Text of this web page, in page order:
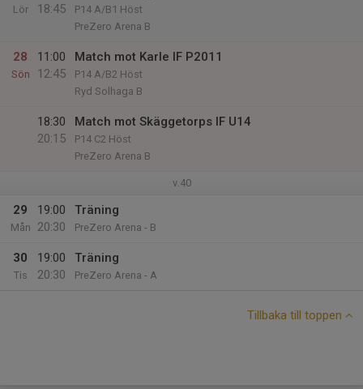
Lör
18:45
P14 A/B1 Höst
PreZero Arena B
28
Sön
11:00
12:45
Match mot Karle IF P2011
P14 A/B2 Höst
Ryd Solhaga B
18:30
20:15
Match mot Skäggetorps IF U14
P14 C2 Höst
PreZero Arena B
v.40
29
Mån
19:00
20:30
Träning
PreZero Arena - B
30
Tis
19:00
20:30
Träning
PreZero Arena - A
Tillbaka till toppen